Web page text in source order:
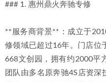
### 1. 惠州鼎火奔驰专修
**服务商背景**：成立于
修领域已超过16年。门店位
668文创园，拥有约2000平
团队由多名原奔驰4S店资